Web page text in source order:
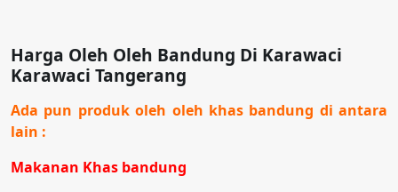
Harga Oleh Oleh Bandung Di Karawaci
Karawaci Tangerang
Ada pun produk oleh oleh khas bandung di antara
lain :
Makanan Khas bandung